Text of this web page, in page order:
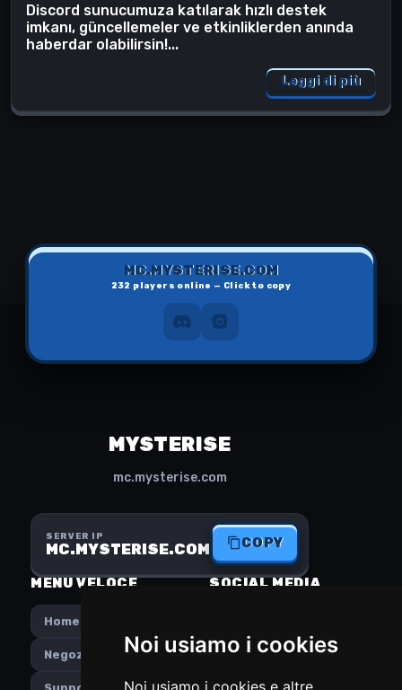
Noi usiamo i cookies
Noi usiamo i cookies e altre
Discord sunucumuza katılarak hızlı destek
imkanı, güncellemeler ve etkinliklerden anında
haberdar olabilirsin!...
Leggi di più
MC.MYSTERISE.COM
232 players online — Click to copy
MYSTERISE
mc.mysterise.com
SERVER IP
MC.MYSTERISE.COM COPY
MENU VELOCE
Home
Negozio
SOCIAL MEDIA
Discord